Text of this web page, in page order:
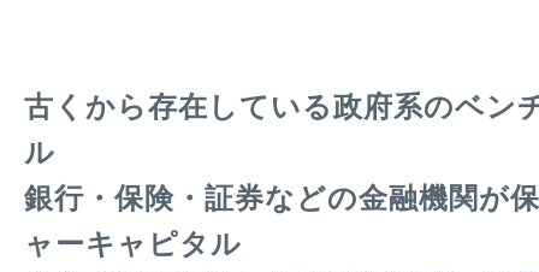
古くから存在している政府系のベン
ル
銀行・保険・証券などの金融機関が
ャーキャピタル